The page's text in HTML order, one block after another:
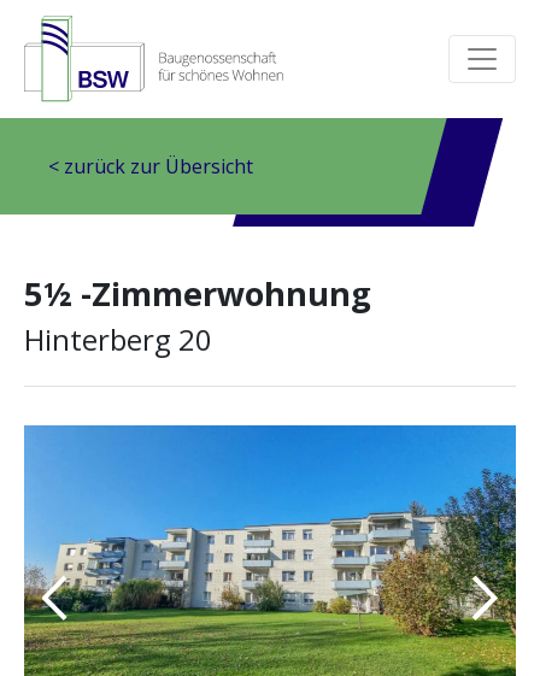
< zurück zur Übersicht
5½ -Zimmerwohnung
Hinterberg 20